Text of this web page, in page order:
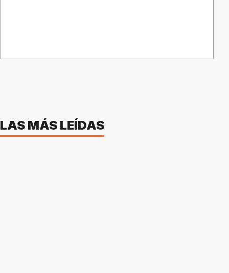
LAS MÁS LEÍDAS